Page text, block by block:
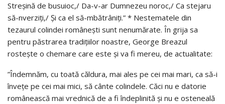
Streşină de busuioc,/ Da-v-ar Dumnezeu noroc,/ Ca stejaru
să-nverziţi,/ Şi ca el să-mbătrâniţi.” * Nestematele din
tezaurul colindei româneşti sunt nenumărate. În grija sa
pentru păstrarea tradiţiilor noastre, George Breazul
rosteşte o chemare care este şi va fi mereu, de actualitate:
”Îndemnăm, cu toată căldura, mai ales pe cei mai mari, ca să-i
înveţe pe cei mai mici, să cânte colindele. Căci nu e datorie
românească mai vrednică de a fi îndeplinită şi nu e osteneală